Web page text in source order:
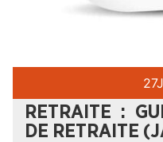
27
RETRAITE :
DE RETRAITE